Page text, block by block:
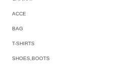
ACCE
BAG
T-SHIRTS
SHOES,BOOTS